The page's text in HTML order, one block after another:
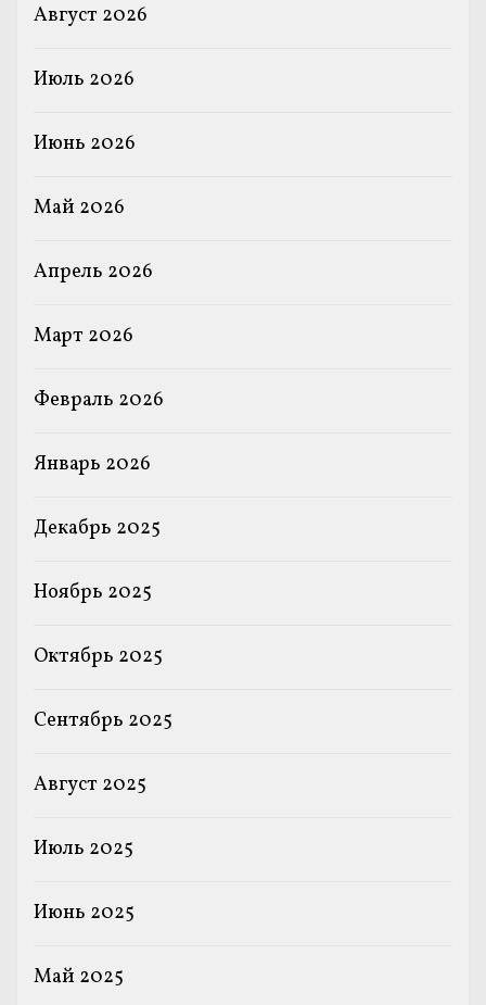
Август 2026
Июль 2026
Июнь 2026
Май 2026
Апрель 2026
Март 2026
Февраль 2026
Январь 2026
Декабрь 2025
Ноябрь 2025
Октябрь 2025
Сентябрь 2025
Август 2025
Июль 2025
Июнь 2025
Май 2025